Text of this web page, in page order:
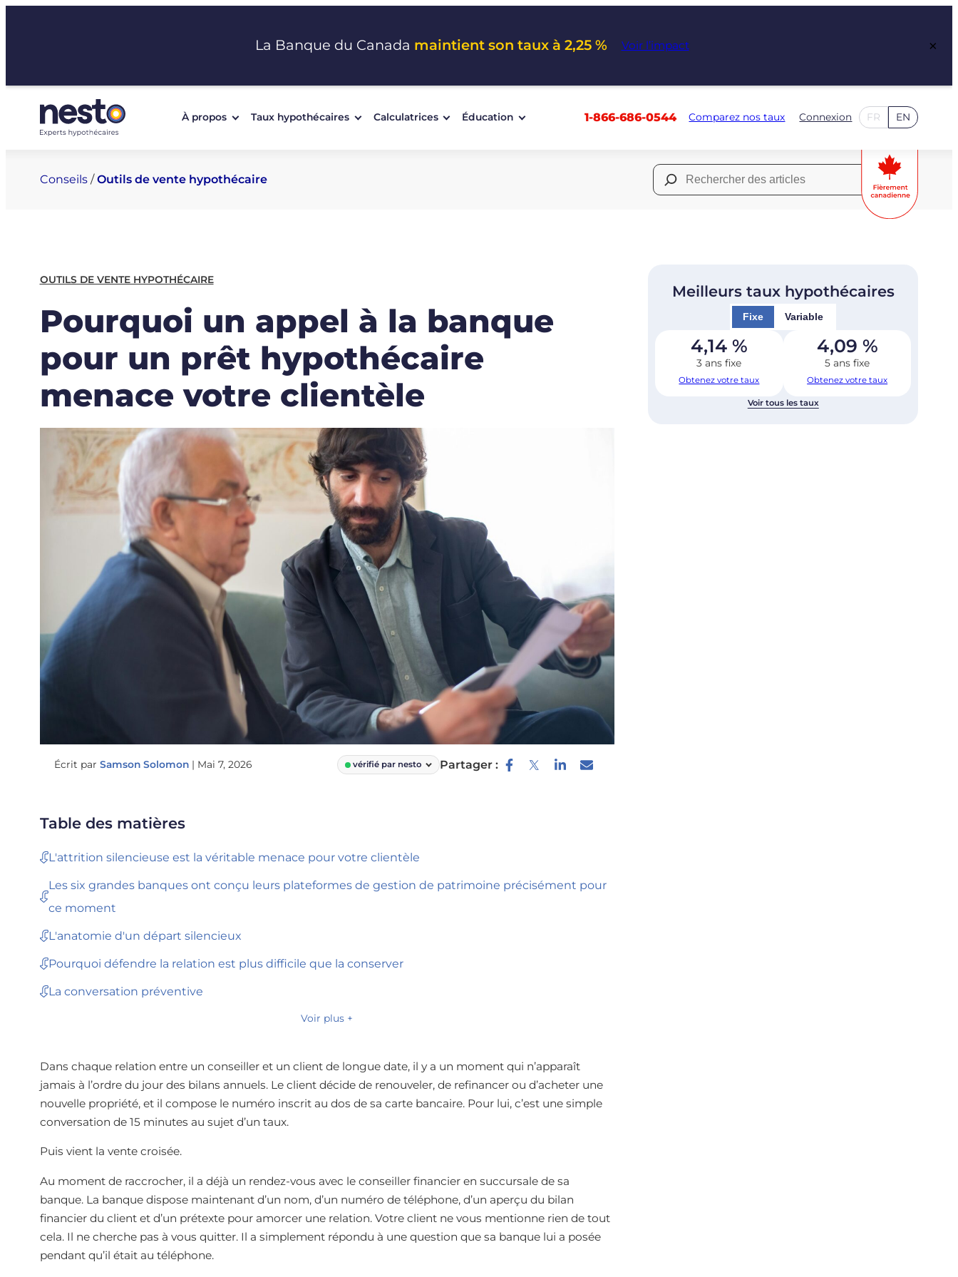
La Banque du Canada maintient son taux à 2,25 % Voir l’impact ×
À propos Taux hypothécaires Calculatrices Éducation 1-866-686-0544 Comparez nos taux Connexion FR EN
Conseils/Outils de vente hypothécaire Rechercher :
OUTILS DE VENTE HYPOTHÉCAIRE
Pourquoi un appel à la banque
pour un prêt hypothécaire
menace votre clientèle
Écrit par Samson Solomon | Mai 7, 2026 vérifié par nesto Partager :
Table des matières
L'attrition silencieuse est la véritable menace pour votre clientèle
Les six grandes banques ont conçu leurs plateformes de gestion de patrimoine précisément pour
ce moment
L'anatomie d'un départ silencieux
Pourquoi défendre la relation est plus difficile que la conserver
La conversation préventive
Voir plus +
Dans chaque relation entre un conseiller et un client de longue date, il y a un moment qui n’apparaît
jamais à l’ordre du jour des bilans annuels. Le client décide de renouveler, de refinancer ou d’acheter une
nouvelle propriété, et il compose le numéro inscrit au dos de sa carte bancaire. Pour lui, c’est une simple
conversation de 15 minutes au sujet d’un taux.
Puis vient la vente croisée.
Au moment de raccrocher, il a déjà un rendez-vous avec le conseiller financier en succursale de sa
banque. La banque dispose maintenant d’un nom, d’un numéro de téléphone, d’un aperçu du bilan
financier du client et d’un prétexte pour amorcer une relation. Votre client ne vous mentionne rien de tout
cela. Il ne cherche pas à vous quitter. Il a simplement répondu à une question que sa banque lui a posée
pendant qu’il était au téléphone.
Meilleurs taux hypothécaires
Fixe Variable
4,14 %
3 ans fixe
Obtenez votre taux
4,09 %
5 ans fixe
Obtenez votre taux
Voir tous les taux